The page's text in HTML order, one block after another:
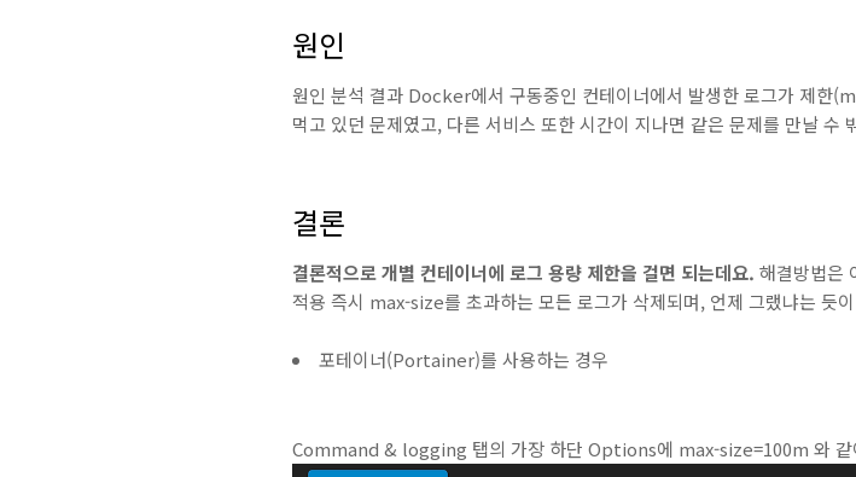
원인
원인 분석 결과 Docker에서 구동중인 컨테이너에서 발생한 로그가 제한
먹고 있던 문제였고, 다른 서비스 또한 시간이 지나면 같은 문제를 만날 수
결론
결론적으로 개별 컨테이너에 로그 용량 제한을 걸면 되는데요. 해결방법은
적용 즉시 max-size를 초과하는 모든 로그가 삭제되며, 언제 그랬냐는 듯
포테이너(Portainer)를 사용하는 경우
Command & logging 탭의 가장 하단 Options에 max-size=100m 와 같